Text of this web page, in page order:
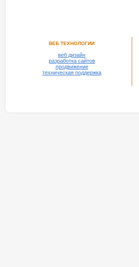
ВЕБ ТЕХНОЛОГИИ
веб дизайн
разработка сайтов
продвижение
техническая поддержка